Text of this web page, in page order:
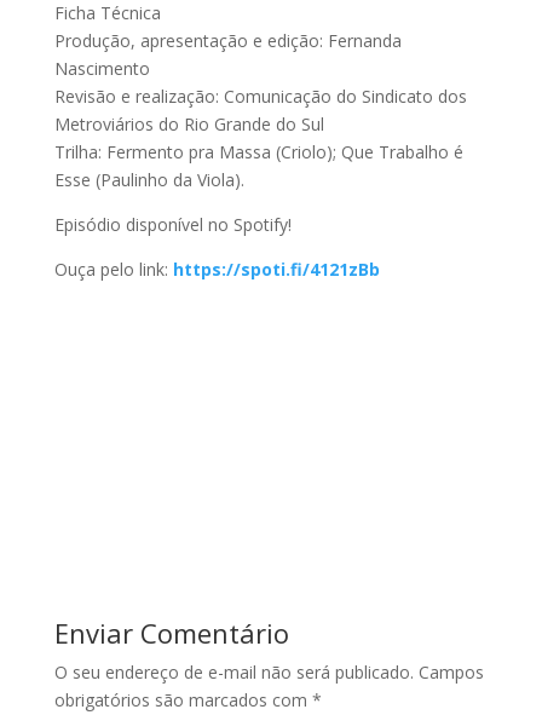
Ficha Técnica
Produção, apresentação e edição: Fernanda
Nascimento
Revisão e realização: Comunicação do Sindicato dos
Metroviários do Rio Grande do Sul
Trilha: Fermento pra Massa (Criolo); Que Trabalho é
Esse (Paulinho da Viola).
Episódio disponível no Spotify!
Ouça pelo link: https://spoti.fi/4121zBb
Enviar Comentário
O seu endereço de e-mail não será publicado. Campos
obrigatórios são marcados com *